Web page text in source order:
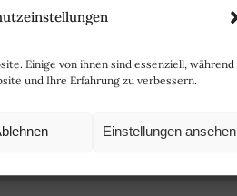
Einige von ihnen sind essenziell, während
und Ihre Erfahrung zu verbessern.
Einstellungen ansehen